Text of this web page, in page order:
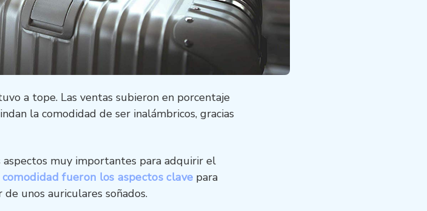
a tope. Las ventas subieron en porcentaje
la comodidad de ser inalámbricos, gracias
muy importantes para adquirir el
fueron los aspectos clave para
unos auriculares soñados.